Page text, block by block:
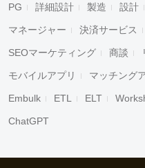
PG 詳細設計 製造 設計
マネージャー 決済サービス
SEOマーケティング 商談
モバイルアプリ マッチング
Embulk ETL ELT
ChatGPT